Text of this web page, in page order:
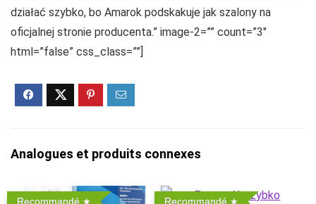
działać szybko, bo Amarok podskakuje jak szalony na
oficjalnej stronie producenta.” image-2=”” count=”3″
html=”false” css_class=””]
Analogues et produits connexes
Recommandé Recommandé